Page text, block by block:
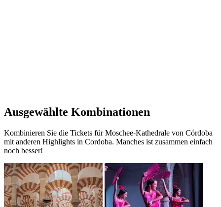
Ausgewählte Kombinationen
Kombinieren Sie die Tickets für Moschee-Kathedrale von Córdoba
mit anderen Highlights in Cordoba. Manches ist zusammen einfach
noch besser!